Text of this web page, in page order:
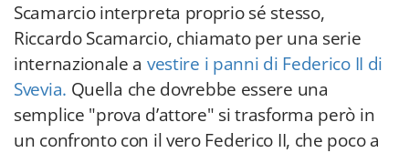
Scamarcio interpreta proprio sé stesso,
Riccardo Scamarcio, chiamato per una serie
internazionale a vestire i panni di Federico II di
Svevia. Quella che dovrebbe essere una
semplice "prova d’attore" si trasforma però in
un confronto con il vero Federico II, che poco a